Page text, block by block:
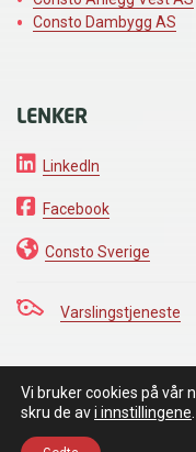
Consto Dambygg AS
LENKER
LinkedIn
Facebook
Consto Sverige
Varslingstjeneste
VI
Vi bruker cookies på vår
skru de avi innstillingene